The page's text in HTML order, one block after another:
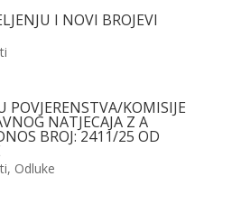
I NOVI BROJEVI
POVJERENSTVA/KOMISIJE
NATJECAJA Z A
BROJ: 2411/25 OD
, Odluke